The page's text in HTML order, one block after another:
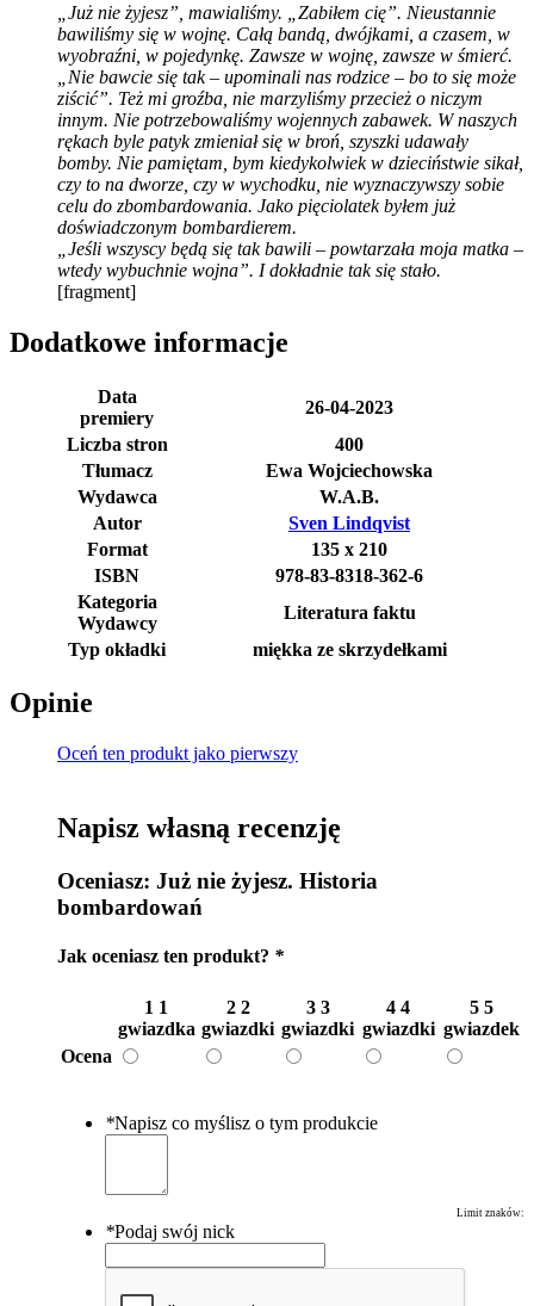
„Już nie żyjesz”, mawialiśmy. „Zabiłem cię”. Nieustannie
bawiliśmy się w wojnę. Całą bandą, dwójkami, a czasem, w
wyobraźni, w pojedynkę. Zawsze w wojnę, zawsze w śmierć.
„Nie bawcie się tak – upominali nas rodzice – bo to się może
ziścić”. Też mi groźba, nie marzyliśmy przecież o niczym
innym. Nie potrzebowaliśmy wojennych zabawek. W naszych
rękach byle patyk zmieniał się w broń, szyszki udawały
bomby. Nie pamiętam, bym kiedykolwiek w dzieciństwie sikał,
czy to na dworze, czy w wychodku, nie wyznaczywszy sobie
celu do zbombardowania. Jako pięciolatek byłem już
doświadczonym bombardierem.
„Jeśli wszyscy będą się tak bawili – powtarzała moja matka –
wtedy wybuchnie wojna”. I dokładnie tak się stało.
[fragment]
Dodatkowe informacje
Data
premiery
26-04-2023
Liczba stron
400
Tłumacz
Ewa Wojciechowska
Wydawca
W.A.B.
Autor
Sven Lindqvist
Format
135 x 210
ISBN
978-83-8318-362-6
Kategoria
Wydawcy
Literatura faktu
Typ okładki
miękka ze skrzydełkami
Opinie
Oceń ten produkt jako pierwszy
Napisz własną recenzję
Oceniasz: Już nie żyjesz. Historia
bombardowań
Jak oceniasz ten produkt? *
1 1
gwiazdka
2 2
gwiazdki
3 3
gwiazdki
4 4
gwiazdki
5 5
gwiazdek
Ocena
*Napisz co myślisz o tym produkcie
Limit znaków:
*Podaj swój nick